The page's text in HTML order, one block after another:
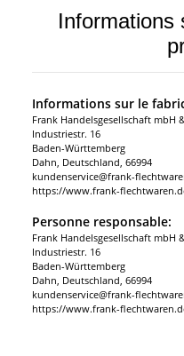
Informations
Informations sur le
Frank Handelsgesellschaft mbH
Industriestr. 16
Baden-Württemberg
Dahn, Deutschland, 66994
kundenservice@frank-
https://www.frank-
Personne responsable:
Frank Handelsgesellschaft mbH
Industriestr. 16
Baden-Württemberg
Dahn, Deutschland, 66994
kundenservice@frank-
https://www.frank-